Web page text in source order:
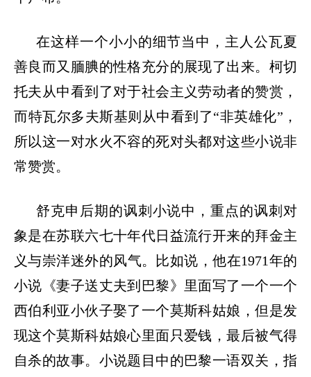
在这样一个小小的细节当中，主人公瓦夏
善良而又腼腆的性格充分的展现了出来。柯切
托夫从中看到了对于社会主义劳动者的赞赏，
而特瓦尔多夫斯基则从中看到了“非英雄化”，
所以这一对水火不容的死对头都对这些小说非
常赞赏。
舒克申后期的讽刺小说中，重点的讽刺对
象是在苏联六七十年代日益流行开来的拜金主
义与崇洋迷外的风气。比如说，他在1971年的
小说《妻子送丈夫到巴黎》里面写了一个一个
西伯利亚小伙子娶了一个莫斯科姑娘，但是发
现这个莫斯科姑娘心里面只爱钱，最后被气得
自杀的故事。小说题目中的巴黎一语双关，指